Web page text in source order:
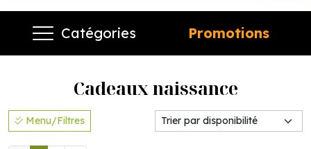
Catégories Promotions
Cadeaux naissance
Menu/Filtres